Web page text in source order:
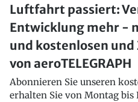
Luftfahrt passiert:
Entwicklung mehr -
und kostenlosen
von aeroTELEGRAPH
Abonnieren Sie unseren
erhalten Sie von Montag